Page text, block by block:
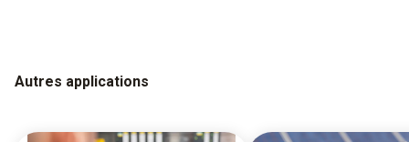
Autres applications